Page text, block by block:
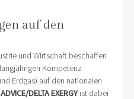
auf den
und Wirtschaft beschaffen
Kompetenz
Erdgas) auf den nationalen
DELTA EXERGYist dabei